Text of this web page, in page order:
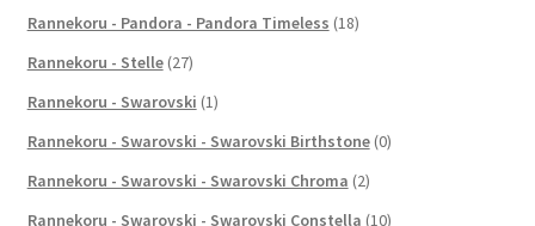
Rannekoru - Pandora - Pandora Timeless (18)
Rannekoru - Stelle (27)
Rannekoru - Swarovski (1)
Rannekoru - Swarovski - Swarovski Birthstone (0)
Rannekoru - Swarovski - Swarovski Chroma (2)
Rannekoru - Swarovski - Swarovski Constella (10)